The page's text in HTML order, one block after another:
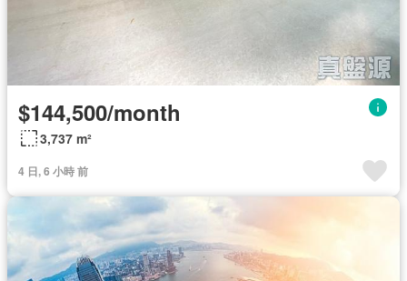
$144,500/month
3,737 m²
4 日, 6 小時 前